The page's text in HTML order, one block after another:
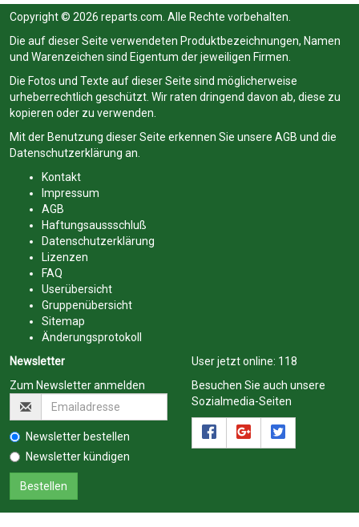
Copyright © 2026 reparts.com. Alle Rechte vorbehalten.
Die auf dieser Seite verwendeten Produktbezeichnungen, Namen
und Warenzeichen sind Eigentum der jeweiligen Firmen.
Die Fotos und Texte auf dieser Seite sind möglicherweise
urheberrechtlich geschützt. Wir raten dringend davon ab, diese zu
kopieren oder zu verwenden.
Mit der Benutzung dieser Seite erkennen Sie unsere AGB und die
Datenschutzerklärung an.
Kontakt
Impressum
AGB
Haftungsaussschluß
Datenschutzerklärung
Lizenzen
FAQ
Userübersicht
Gruppenübersicht
Sitemap
Änderungsprotokoll
Newsletter
Zum Newsletter anmelden
Newsletter bestellen
Newsletter kündigen
User jetzt online: 118
Besuchen Sie auch unsere
Sozialmedia-Seiten